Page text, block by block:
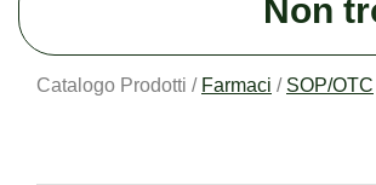
Non
Catalogo Prodotti / Farmaci / SOP/OTC